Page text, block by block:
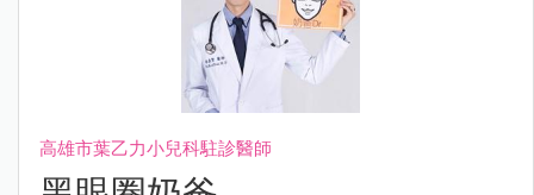
高雄市葉乙力小兒科駐診醫師